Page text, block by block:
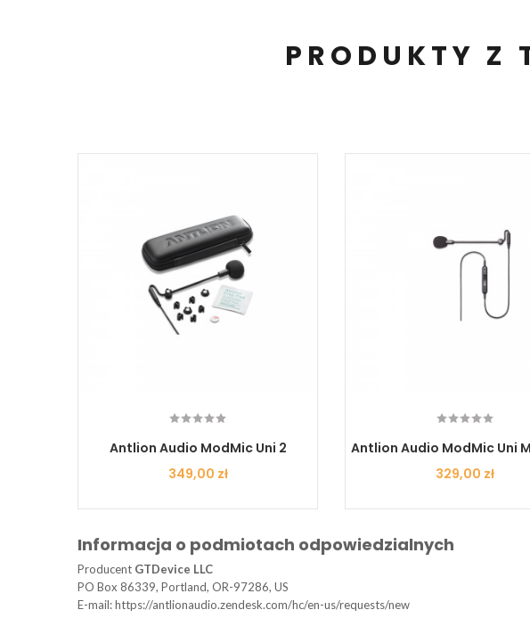
PRODUKTY Z
Antlion Audio ModMic Uni 2
Cena
349,00 zł
Antlion Audio ModMic Uni
Cena
329,00 zł
Informacja o podmiotach odpowiedzialnych
Producent GTDevice LLC
PO Box 86339, Portland, OR-97286, US
E-mail: https://antlionaudio.zendesk.com/hc/en-us/requests/new